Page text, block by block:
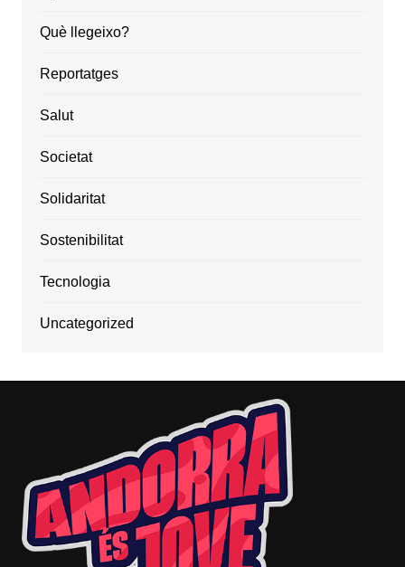
Què llegeixo?
Reportatges
Salut
Societat
Solidaritat
Sostenibilitat
Tecnologia
Uncategorized